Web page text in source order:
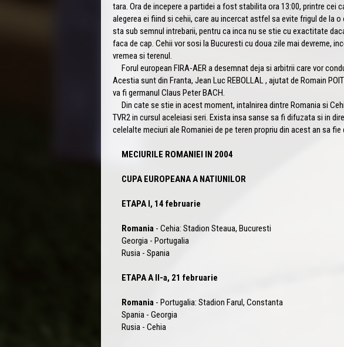
tara. Ora de incepere a partidei a fost stabilita ora 13:00, printre cei
alegerea ei fiind si cehii, care au incercat astfel sa evite frigul de la
sta sub semnul intrebarii, pentru ca inca nu se stie cu exactitate
faca de cap. Cehii vor sosi la Bucuresti cu doua zile mai devreme,
vremea si terenul.
Forul european FIRA-AER a desemnat deja si arbitrii care vor
Acestia sunt din Franta, Jean Luc REBOLLAL , ajutat de Romain
va fi germanul Claus Peter BACH.
Din cate se stie in acest moment, intalnirea dintre Romania si
TVR2 in cursul aceleiasi seri. Exista insa sanse sa fi difuzata si in
celelalte meciuri ale Romaniei de pe teren propriu din acest an sa
MECIURILE ROMANIEI IN 2004
CUPA EUROPEANA A NATIUNILOR
ETAPA I, 14 februarie
Romania - Cehia: Stadion Steaua, Bucuresti
Georgia - Portugalia
Rusia - Spania
ETAPA A II-a, 21 februarie
Romania - Portugalia: Stadion Farul, Constanta
Spania - Georgia
Rusia - Cehia